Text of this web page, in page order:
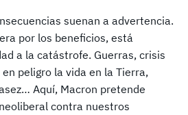
suenan a advertencia.
por los beneficios, está
a la catástrofe. Guerras, crisis
peligro la vida en la Tierra,
Aquí, Macron pretende
contra nuestros